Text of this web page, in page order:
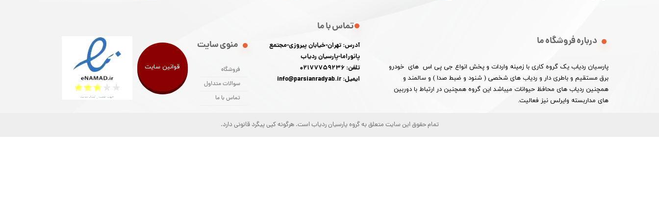
تمام حقوق این سایت متعلق به گروه پارسیان ردیاب است. هرگونه کپی پیگرد قانونی دارد.
درباره فروشگاه ما
پارسیان ردیاب یک گروه کاری با زمینه واردات و پخش انواع جی پی اس های خودرو
برق مستقیم و باطری دار و ردیاب های شخصی ( شنود و ضبط صدا ) و سالمند و
همچنین ردیاب های محافظ حیوانات میباشد این گروه همچنین در ارتباط با دوربین
های مداربسته وایرلس نیز فعالیت.​​​​​​​
منوی سایت
فروشگاه
سوالات متداول
تماس با ما
تماس با ما
آدرس: تهران-خیابان پیروزی-مجتمع
پانوراما-پارسیان ردیاب
تلفن: 02177759236
ایمیل: info@parsianradyab.ir
قوانین سایت